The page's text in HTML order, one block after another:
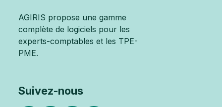
AGIRIS propose une gamme
complète de logiciels pour les
experts-comptables et les TPE-
PME.
Suivez-nous